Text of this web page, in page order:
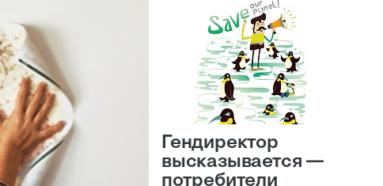
Гендиректор
высказывается —
потребители